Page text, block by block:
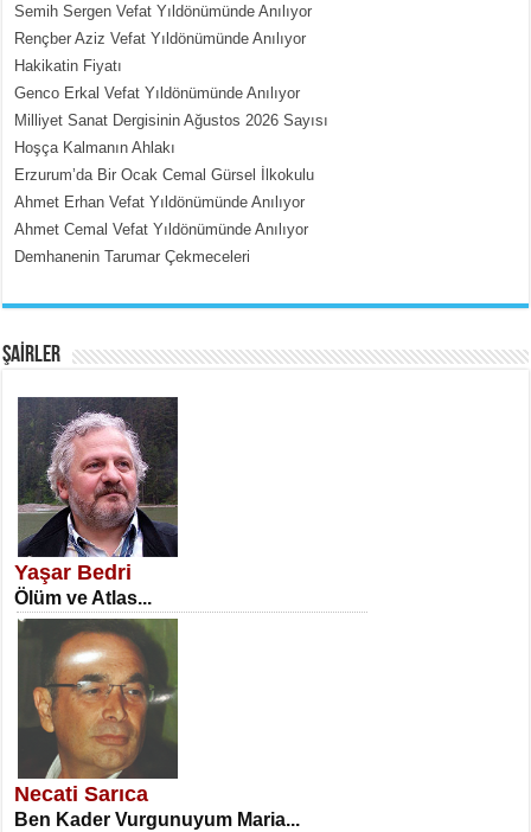
MEHMET ÇOBAN
İçerdeki Put Dışardaki Maskeler...
SATILMIŞ ÜMİT ÇETİNKAYA
Erkenlik...
NECLA DİLEK ARSLAN
Öğretmenler Günü Mahkemesi...
Semih Sergen Vefat Yıldönümünde Anılıyor
Rençber Aziz Vefat Yıldönümünde Anılıyor
Hakikatin Fiyatı
Genco Erkal Vefat Yıldönümünde Anılıyor
Milliyet Sanat Dergisinin Ağustos 2026 Sayısı
Hoşça Kalmanın Ahlakı
Erzurum’da Bir Ocak Cemal Gürsel İlkokulu
Ahmet Erhan Vefat Yıldönümünde Anılıyor
Ahmet Cemal Vefat Yıldönümünde Anılıyor
Demhanenin Tarumar Çekmeceleri
ŞAİRLER
Yaşar Bedri
Ölüm ve Atlas...
Necati Sarıca
Ben Kader Vurgunuyum Maria...